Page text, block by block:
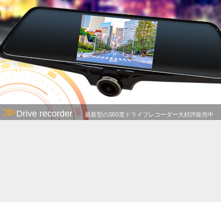
≫Drive recorder 最新型の360度ドライブレコーダー大好評販売中